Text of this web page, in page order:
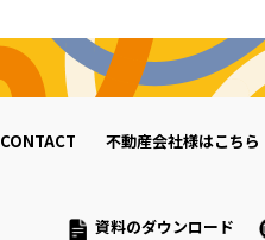
CONTACT 不動産会社様はこちら
資料のダウンロード